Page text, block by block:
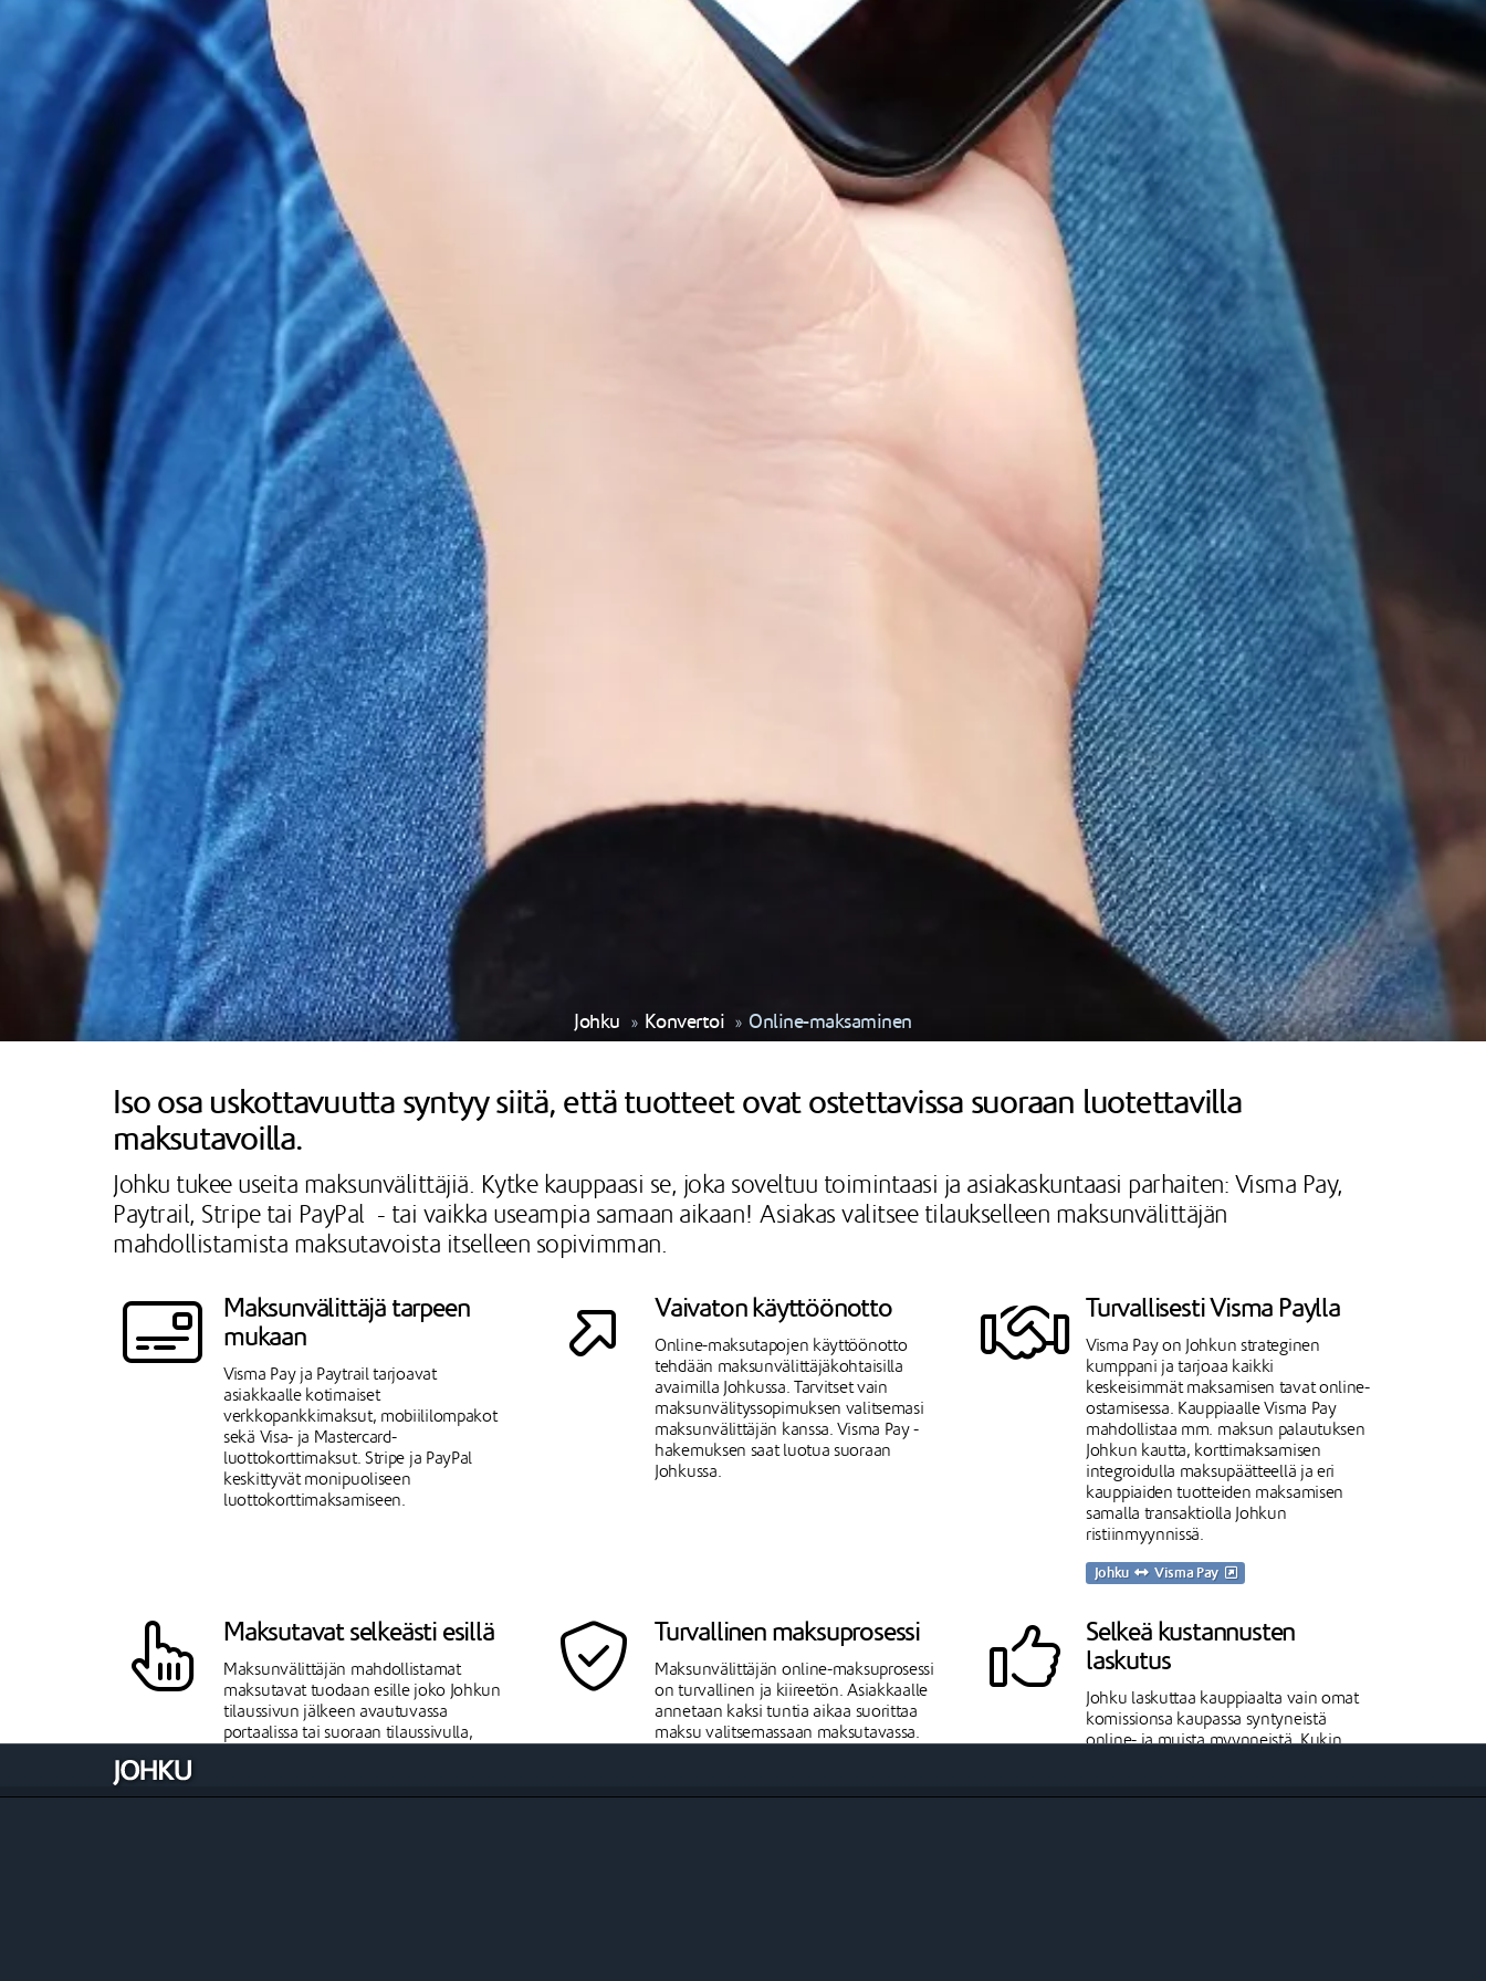
Johku Konvertoi Online-maksaminen
Iso osa uskottavuutta syntyy siitä, että tuotteet ovat ostettavissa suoraan luotettavilla
maksutavoilla.
Johku tukee useita maksunvälittäjiä. Kytke kauppaasi se, joka soveltuu toimintaasi ja asiakaskuntaasi parhaiten: Visma Pay,
Paytrail, Stripe tai PayPal - tai vaikka useampia samaan aikaan! Asiakas valitsee tilaukselleen maksunvälittäjän
mahdollistamista maksutavoista itselleen sopivimman.
Maksunvälittäjä tarpeen
mukaan
Visma Pay ja Paytrail tarjoavat
asiakkaalle kotimaiset
verkkopankkimaksut, mobiililompakot
sekä Visa- ja Mastercard-
luottokorttimaksut. Stripe ja PayPal
keskittyvät monipuoliseen
luottokorttimaksamiseen.
Vaivaton käyttöönotto
Online-maksutapojen käyttöönotto
tehdään maksunvälittäjäkohtaisilla
avaimilla Johkussa. Tarvitset vain
maksunvälityssopimuksen valitsemasi
maksunvälittäjän kanssa. Visma Pay -
hakemuksen saat luotua suoraan
Johkussa.
Turvallisesti Visma Paylla
Visma Pay on Johkun strateginen
kumppani ja tarjoaa kaikki
keskeisimmät maksamisen tavat online-
ostamisessa. Kauppiaalle Visma Pay
mahdollistaa mm. maksun palautuksen
Johkun kautta, korttimaksamisen
integroidulla maksupäätteellä ja eri
kauppiaiden tuotteiden maksamisen
samalla transaktiolla Johkun
ristiinmyynnissä.
Johku Visma Pay
Maksutavat selkeästi esillä
Maksunvälittäjän mahdollistamat
maksutavat tuodaan esille joko Johkun
tilaussivun jälkeen avautuvassa
portaalissa tai suoraan tilaussivulla,
Maksutavan vaihto onnistuu ennen
Turvallinen maksuprosessi
Maksunvälittäjän online-maksuprosessi
on turvallinen ja kiireetön. Asiakkaalle
annetaan kaksi tuntia aikaa suorittaa
maksu valitsemassaan maksutavassa.
ilman maksukortti- tai muita
Selkeä kustannusten
laskutus
Johku laskuttaa kauppiaalta vain omat
komissionsa kaupassa syntyneistä
online- ja muista myynneistä. Kukin